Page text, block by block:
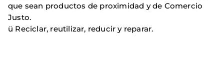
que sean productos de proximidad y de Comercio
Justo.
ü Reciclar, reutilizar, reducir y reparar.